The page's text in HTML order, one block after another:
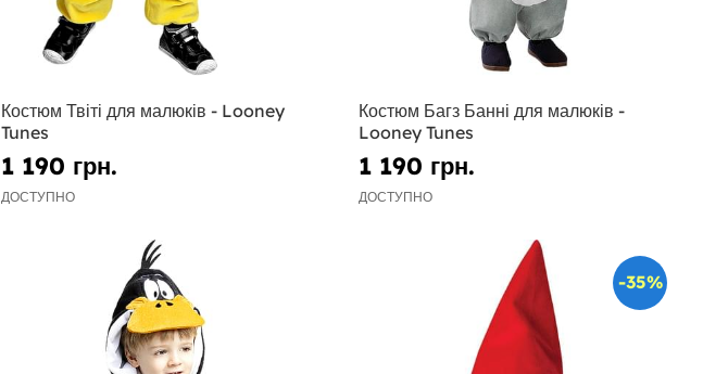
Костюм Твіті для малюків - Looney
Tunes
1 190 грн.
ДОСТУПНО
Костюм Багз Банні для малюків -
Looney Tunes
1 190 грн.
ДОСТУПНО
-35%